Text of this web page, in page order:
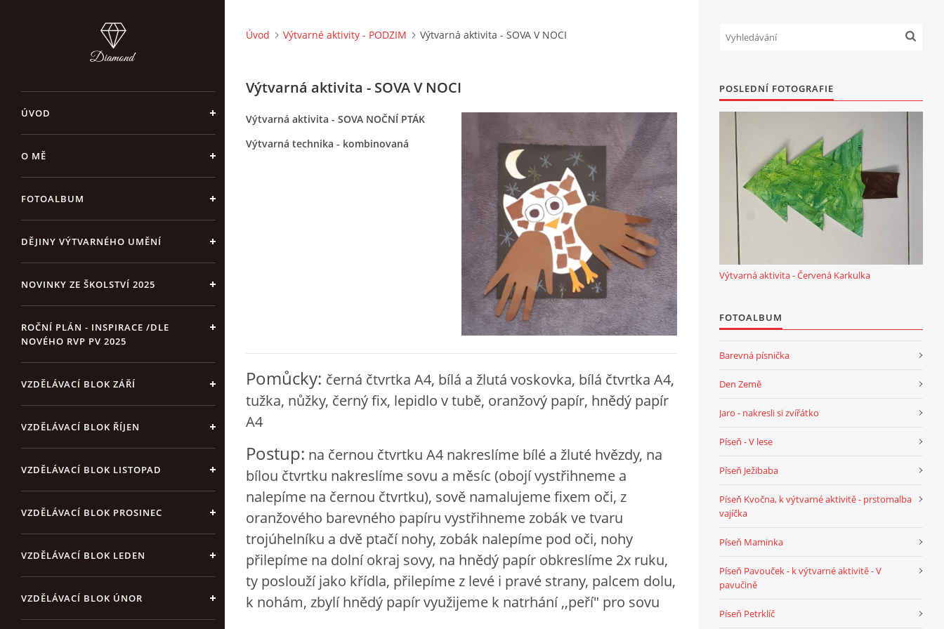
ÚVOD
O MĚ
FOTOALBUM
DĚJINY VÝTVARNÉHO UMĚNÍ
NOVINKY ZE ŠKOLSTVÍ 2025
ROČNÍ PLÁN - INSPIRACE /DLE
NOVÉHO RVP PV 2025
VZDĚLÁVACÍ BLOK ZÁŘÍ
VZDĚLÁVACÍ BLOK ŘÍJEN
VZDĚLÁVACÍ BLOK LISTOPAD
VZDĚLÁVACÍ BLOK PROSINEC
VZDĚLÁVACÍ BLOK LEDEN
VZDĚLÁVACÍ BLOK ÚNOR
Úvod Výtvarné aktivity - PODZIM Výtvarná aktivita - SOVA V NOCI
Výtvarná aktivita - SOVA V NOCI
Výtvarná aktivita - SOVA NOČNÍ PTÁK
Výtvarná technika - kombinovaná
Pomůcky: černá čtvrtka A4, bílá a žlutá voskovka, bílá čtvrtka A4,
tužka, nůžky, černý fix, lepidlo v tubě, oranžový papír, hnědý papír
A4
Postup: na černou čtvrtku A4 nakreslíme bílé a žluté hvězdy, na
bílou čtvrtku nakreslíme sovu a měsíc (obojí vystřihneme a
nalepíme na černou čtvrtku), sově namalujeme fixem oči, z
oranžového barevného papíru vystřihneme zobák ve tvaru
trojúhelníku a dvě ptačí nohy, zobák nalepíme pod oči, nohy
přilepíme na dolní okraj sovy, na hnědý papír obkreslíme 2x ruku,
ty poslouží jako křídla, přilepíme z levé i pravé strany, palcem dolu,
k nohám, zbylí hnědý papír využijeme k natrhání ,,peří" pro sovu
POSLEDNÍ FOTOGRAFIE
Výtvarná aktivita - Červená Karkulka
FOTOALBUM
Barevná písnička
Den Země
Jaro - nakresli si zvířátko
Píseň - V lese
Píseň Ježibaba
Píseň Kvočna, k výtvarné aktivitě - prstomalba
vajíčka
Píseň Maminka
Píseň Pavouček - k výtvarné aktivitě - V
pavučině
Píseň Petrklíč